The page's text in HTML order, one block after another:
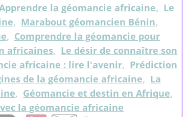
la géomancie africaine, Le
, Marabout géomancien Bénin,
, Comprendre la géomancie pour
africaines, Le désir de connaître son
africaine : lire l'avenir, Prédiction
de la géomancie africaine, La
, Géomancie et destin en Afrique,
la géomancie africaine